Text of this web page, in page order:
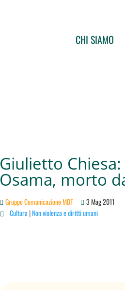
CHI SIAMO
Giulietto
Osama, morto
Gruppo Comunicazione MDF 3 Mag 2011
 Cultura |Non violenza e diritti umani